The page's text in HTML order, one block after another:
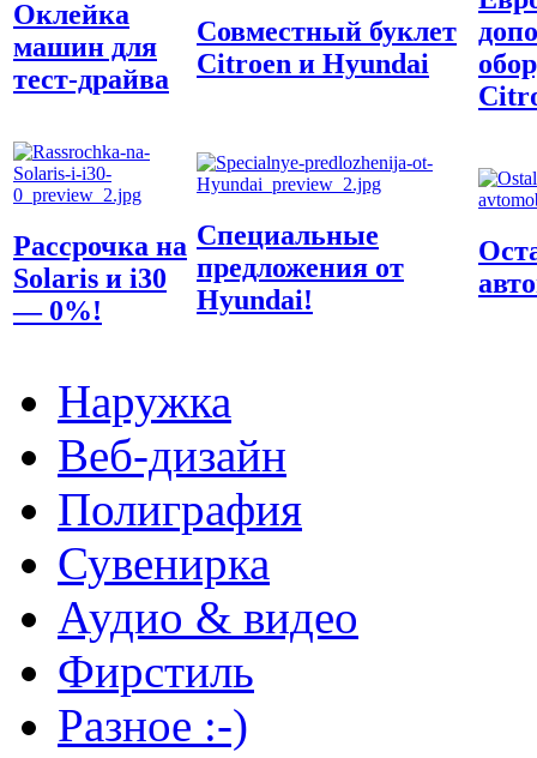
Оклейка
машин для
тест-драйва
Совместный буклет
Citroen и Hyundai
Рассрочка на
Solaris и i30
— 0%!
Специальные
предложения от
Hyundai!
Наружка
Веб-дизайн
Полиграфия
Сувенирка
Аудио & видео
Фирстиль
Разное :-)